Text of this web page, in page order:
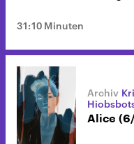
31:10 Minuten
Alice